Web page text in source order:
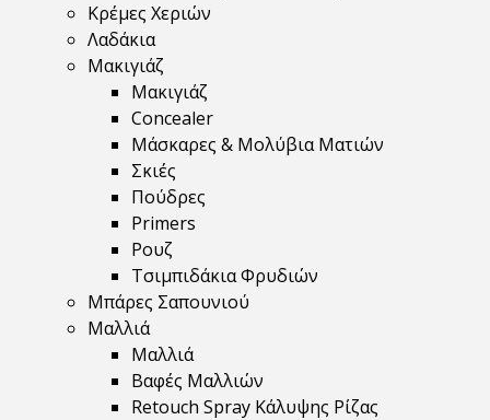
Κρέμες Χεριών
Λαδάκια
Μακιγιάζ
Μακιγιάζ
Concealer
Μάσκαρες & Μολύβια Ματιών
Σκιές
Πούδρες
Primers
Ρουζ
Τσιμπιδάκια Φρυδιών
Μπάρες Σαπουνιού
Μαλλιά
Μαλλιά
Βαφές Μαλλιών
Retouch Spray Κάλυψης Ρίζας